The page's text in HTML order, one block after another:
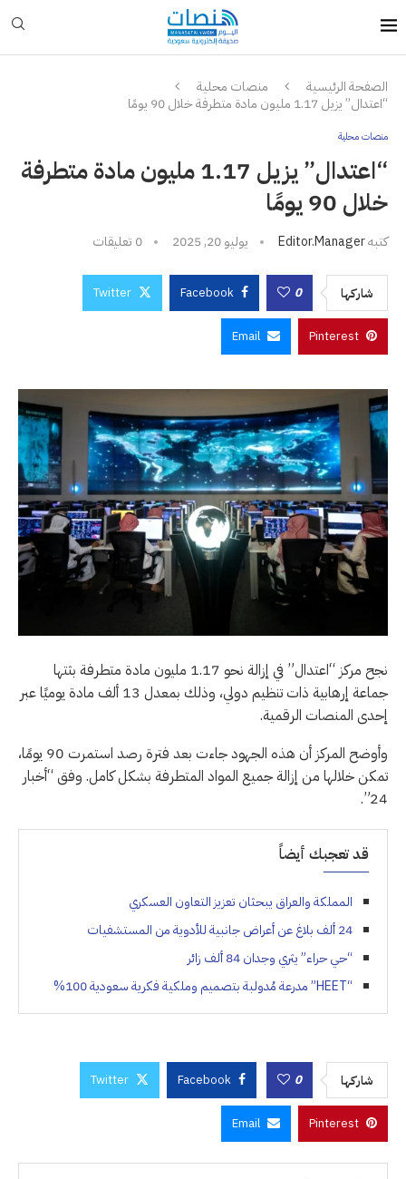
الصفحة الرئيسية
منصات محلية
“اعتدال” يزيل 1.17 مليون مادة متطرفة خلال 90 يومًا
منصات محلية
“اعتدال” يزيل 1.17 مليون مادة متطرفة
خلال 90 يومًا
كتبهEditor.manager يوليو 20, 2025 0 تعليقات
شاركها 0
Facebook
Twitter
Pinterest
Email
نجح مركز “اعتدال” في إزالة نحو 1.17 مليون مادة متطرفة بثتها
جماعة إرهابية ذات تنظيم دولي، وذلك بمعدل 13 ألف مادة يوميًا عبر
إحدى المنصات الرقمية.
وأوضح المركز أن هذه الجهود جاءت بعد فترة رصد استمرت 90 يومًا،
تمكن خلالها من إزالة جميع المواد المتطرفة بشكل كامل. وفق “أخبار
24”.
قد تعجبك أيضاً
المملكة والعراق يبحثان تعزيز التعاون العسكري
24 ألف بلاغ عن أعراض جانبية للأدوية من المستشفيات
“حي حراء” يثري وجدان 84 ألف زائر
“HEET” مدرعة مُدولبة بتصميم وملكية فكرية سعودية 100%
شاركها 0
Facebook
Twitter
Pinterest
Email